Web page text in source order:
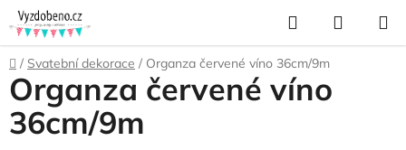
Přejít
na
obsah
Hledat
KOŠÍK
Domů
/ Svatební dekorace / Organza červené víno 36cm/9m
Organza červené víno
36cm/9m